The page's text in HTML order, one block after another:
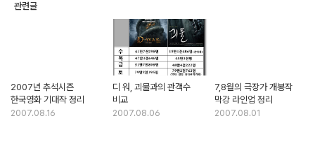
관련글
2007년 추석시즌
한국영화 기대작 정리
2007.08.16
디 워, 괴물과의 관객수
비교
2007.08.06
7,8월의 극장가 개봉작
막강 라인업 정리
2007.08.01